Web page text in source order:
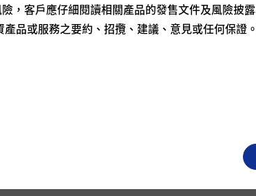
，客戶應仔細閱讀相關產品的發售文件及風險披
品或服務之要約、招攬、建議、意見或任何保證